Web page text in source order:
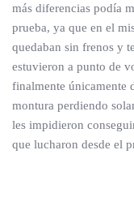
más diferencias podía
prueba, ya que en el
quedaban sin frenos y
estuvieron a punto de
finalmente únicamente
montura perdiendo
les impidieron
que lucharon desde el